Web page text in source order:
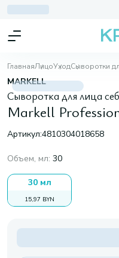
ГлавнаяЛицоУходСыворотки
MARKELL
Сыворотка для лица
Markell
Артикул:4810304018658
Объем, мл: 30
30 мл
15,97 BYN